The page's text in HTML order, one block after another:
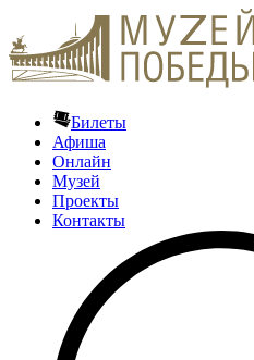
Билеты
Афиша
Онлайн
Музей
Проекты
Контакты